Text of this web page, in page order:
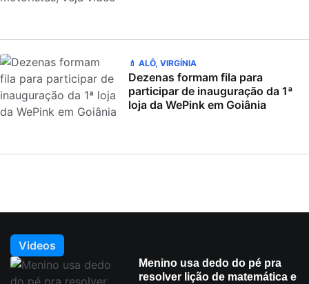
💄 ALÔ, VIRGÍNIA
Dezenas formam fila para
participar de inauguração da 1ª
loja da WePink em Goiânia
Videos
Menino usa dedo do pé pra
resolver lição de matemática e